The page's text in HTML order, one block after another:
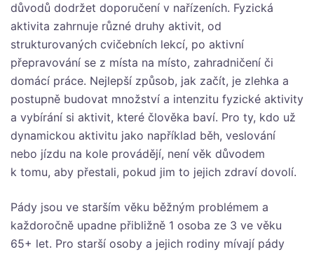
důvodů dodržet doporučení v nařízeních. Fyzická
aktivita zahrnuje různé druhy aktivit, od
strukturovaných cvičebních lekcí, po aktivní
přepravování se z místa na místo, zahradničení či
domácí práce. Nejlepší způsob, jak začít, je zlehka a
postupně budovat množství a intenzitu fyzické aktivity
a vybírání si aktivit, které člověka baví. Pro ty, kdo už
dynamickou aktivitu jako například běh, veslování
nebo jízdu na kole provádějí, není věk důvodem
k tomu, aby přestali, pokud jim to jejich zdraví dovolí.
Pády jsou ve starším věku běžným problémem a
každoročně upadne přibližně 1 osoba ze 3 ve věku
65+ let. Pro starší osoby a jejich rodiny mívají pády